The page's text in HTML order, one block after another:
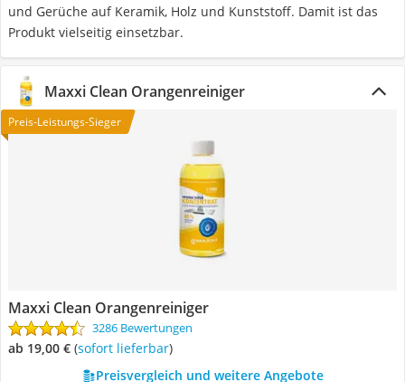
und Gerüche auf Keramik, Holz und Kunststoff. Damit ist das
Produkt vielseitig einsetzbar.
Maxxi Clean Orangenreiniger
Preis-Leistungs-Sieger
Maxxi Clean Orangenreiniger
3286 Bewertungen
ab 19,00 € ( Sofort lieferbar)
Preisvergleich und weitere Angebote